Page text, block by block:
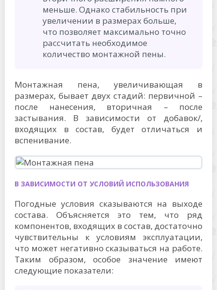
меньше. Однако стабильность при
увеличении в размерах больше,
что позволяет максимально точно
рассчитать необходимое
количество монтажной пены.
Монтажная пена, увеличивающая в
размерах, бывает двух стадий: первичной –
после нанесения, вторичная – после
застывания. В зависимости от добавок/,
входящих в состав, будет отличаться и
вспенивание.
В ЗАВИСИМОСТИ ОТ УСЛОВИЙ ИСПОЛЬЗОВАНИЯ
Погодные условия сказываются на выходе
состава. Объясняется это тем, что ряд
компонентов, входящих в состав, достаточно
чувствительны к условиям эксплуатации,
что может негативно сказываться на работе.
Таким образом, особое значение имеют
следующие показатели: